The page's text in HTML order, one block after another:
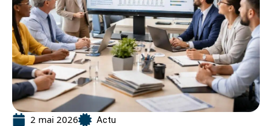
2 mai 2026 Actu